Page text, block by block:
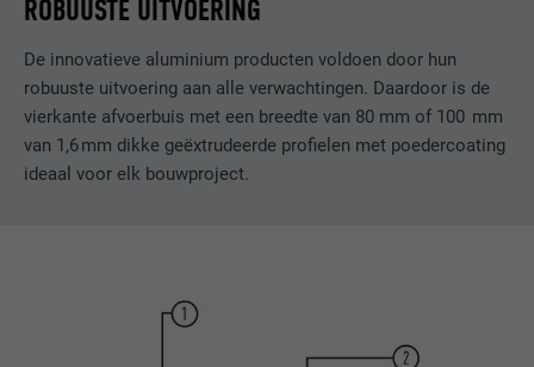
ROBUUSTE UITVOERING
De innovatieve aluminium producten voldoen door hun
robuuste uitvoering aan alle verwachtingen. Daardoor is de
vierkante afvoerbuis met een breedte van 80 mm of 100 mm
van 1,6 mm dikke geëxtrudeerde profielen met poedercoating
ideaal voor elk bouwproject.